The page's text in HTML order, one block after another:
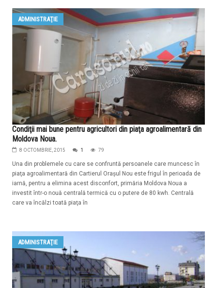
ADMINISTRAŢIE
Condiţii mai bune pentru agricultori din piaţa agroalimentară din
Moldova Noua.
8 OCTOMBRIE, 2015 1 79
Una din problemele cu care se confruntă persoanele care muncesc în
piaţa agroalimentară din Cartierul Oraşul Nou este frigul în perioada de
iarnă, pentru a elimina acest disconfort, primăria Moldova Noua a
investit într-o nouă centrală termică cu o putere de 80 kwh. Centrală
care va încălzi toată piaţa în
ADMINISTRAŢIE